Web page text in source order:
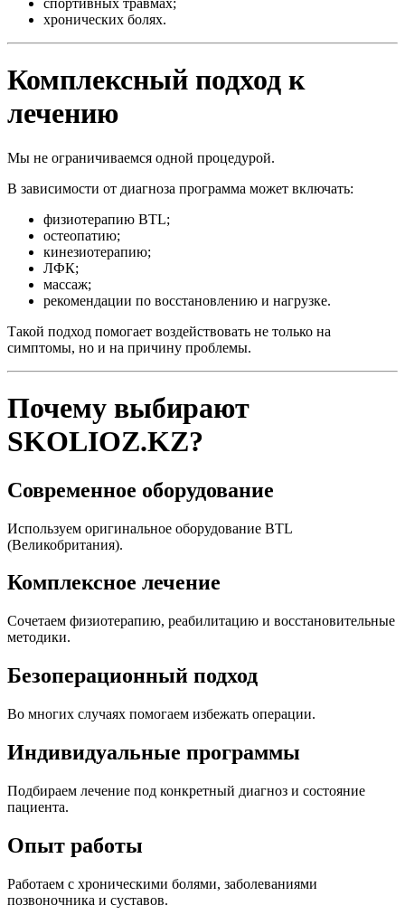
хронических болях.
Комплексный подход к
лечению
Мы не ограничиваемся одной процедурой.
В зависимости от диагноза программа может включать:
физиотерапию BTL;
остеопатию;
кинезиотерапию;
ЛФК;
массаж;
рекомендации по восстановлению и нагрузке.
Такой подход помогает воздействовать не только на
симптомы, но и на причину проблемы.
Почему выбирают
SKOLIOZ.KZ?
Современное оборудование
Используем оригинальное оборудование BTL
(Великобритания).
Комплексное лечение
Сочетаем физиотерапию, реабилитацию и восстановительные
методики.
Безоперационный подход
Во многих случаях помогаем избежать операции.
Индивидуальные программы
Подбираем лечение под конкретный диагноз и состояние
пациента.
Опыт работы
Работаем с хроническими болями, заболеваниями
позвоночника и суставов.